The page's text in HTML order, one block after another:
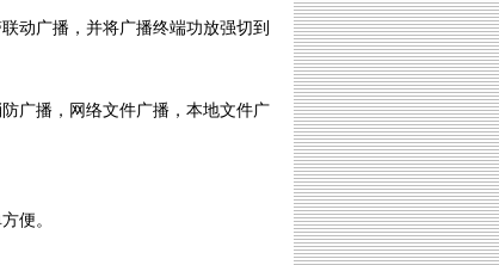
动广播，并将广播终端功放强切到
广播，网络文件广播，本地文件广
便。